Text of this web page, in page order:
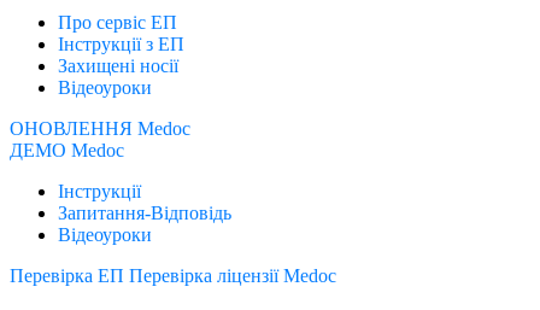
Про сервіс ЕП
Інструкції з ЕП
Захищені носії
Відеоуроки
ОНОВЛЕННЯ Medoc
ДЕМО Medoc
Інструкції
Запитання-Відповідь
Відеоуроки
Перевірка ЕП Перевірка ліцензії Medoc